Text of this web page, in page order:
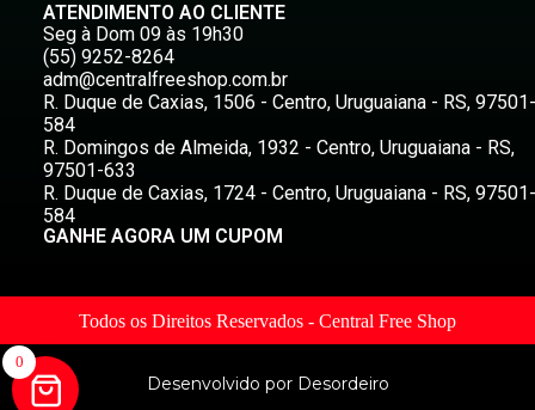
ATENDIMENTO AO CLIENTE
Seg à Dom 09 às 19h30
(55) 9252-8264
adm@centralfreeshop.com.br
R. Duque de Caxias, 1506 - Centro, Uruguaiana - RS, 97501-
584
R. Domingos de Almeida, 1932 - Centro, Uruguaiana - RS,
97501-633
R. Duque de Caxias, 1724 - Centro, Uruguaiana - RS, 97501-
584
GANHE AGORA UM CUPOM
Todos os Direitos Reservados - Central Free Shop
Desenvolvido por Desordeiro
0